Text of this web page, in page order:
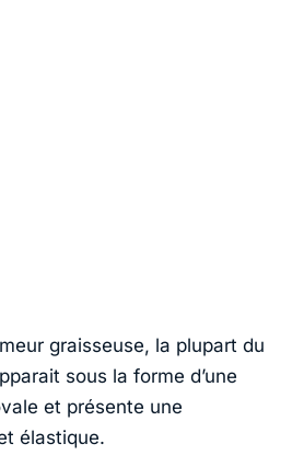
graisseuse, la plupart du
sous la forme d’une
et présente une
élastique.